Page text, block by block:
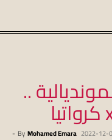
..
By Mohamed Emara
- 2022-12-